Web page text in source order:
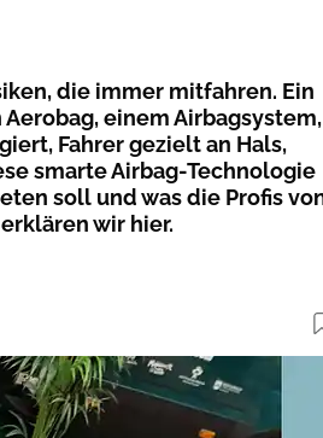
die immer mitfahren. Ein
einem Airbagsystem,
Fahrer gezielt an Hals,
smarte Airbag-Technologie
soll und was die Profis
wir hier.